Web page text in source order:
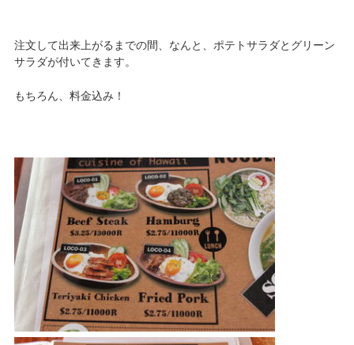
注文して出来上がるまでの間、なんと、ポテトサラダとグリーン
サラダが付いてきます。
もちろん、料金込み！